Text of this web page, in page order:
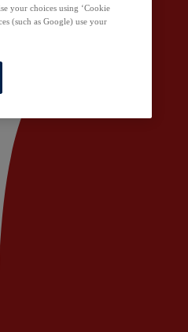
your choices using ‘Cookie
(such as Google) use your